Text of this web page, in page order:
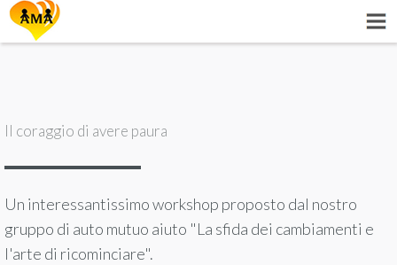
Il coraggio di avere paura
Un interessantissimo workshop proposto dal nostro
gruppo di auto mutuo aiuto "La sfida dei cambiamenti e
l'arte di ricominciare".